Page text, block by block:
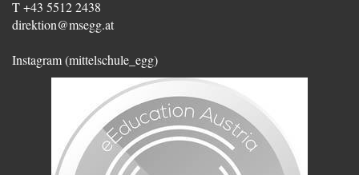
T +43 5512 2438
direktion@msegg.at
Instagram (mittelschule_egg)